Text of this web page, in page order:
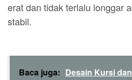
erat dan tidak terlalu longgar
stabil.
Baca juga: Desain Kursi